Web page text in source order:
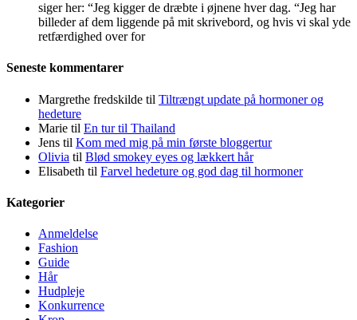
siger her: “Jeg kigger de dræbte i øjnene hver dag. “Jeg har
billeder af dem liggende på mit skrivebord, og hvis vi skal yde
retfærdighed over for
Seneste kommentarer
Margrethe fredskilde til Tiltrængt update på hormoner og
hedeture
Marie til En tur til Thailand
Jens til Kom med mig på min første bloggertur
Olivia til Blød smokey eyes og lækkert hår
Elisabeth til Farvel hedeture og god dag til hormoner
Kategorier
Anmeldelse
Fashion
Guide
Hår
Hudpleje
Konkurrence